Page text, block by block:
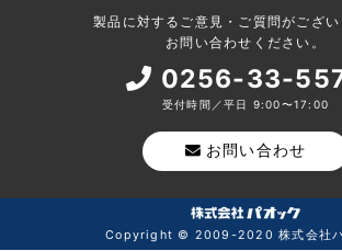
製品に対するご意見・ご質問がござい
お問い合わせください。
0256-33-
受付時間／平日 9:00〜17:00
お問い合わせ
Copyright © 2009-2020 株式会社パ